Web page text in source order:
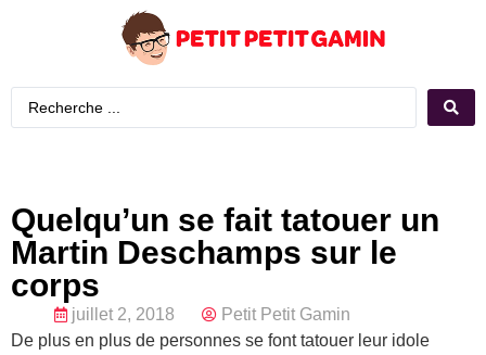
Quelqu’un se fait tatouer un
Martin Deschamps sur le
corps
juillet 2, 2018
Petit Petit Gamin
De plus en plus de personnes se font tatouer leur idole